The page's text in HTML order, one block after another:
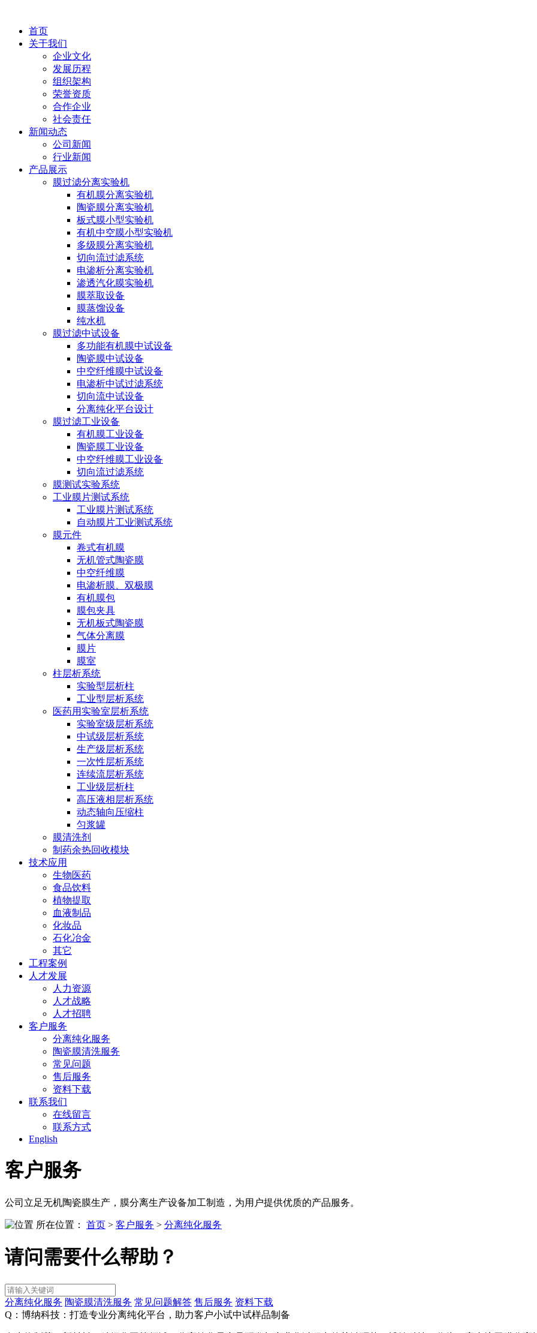
首页
关于我们
企业文化
发展历程
组织架构
荣誉资质
合作企业
社会责任
新闻动态
公司新闻
行业新闻
产品展示
膜过滤分离实验机
有机膜分离实验机
陶瓷膜分离实验机
板式膜小型实验机
有机中空膜小型实验机
多级膜分离实验机
切向流过滤系统
电渗析分离实验机
渗透汽化膜实验机
膜萃取设备
膜蒸馏设备
纯水机
膜过滤中试设备
多功能有机膜中试设备
陶瓷膜中试设备
中空纤维膜中试设备
电渗析中试过滤系统
切向流中试设备
分离纯化平台设计
膜过滤工业设备
有机膜工业设备
陶瓷膜工业设备
中空纤维膜工业设备
切向流过滤系统
膜测试实验系统
工业膜片测试系统
工业膜片测试系统
自动膜片工业测试系统
膜元件
卷式有机膜
无机管式陶瓷膜
中空纤维膜
电渗析膜、双极膜
有机膜包
膜包夹具
无机板式陶瓷膜
气体分离膜
膜片
膜室
柱层析系统
实验型层析柱
工业型层析系统
医药用实验室层析系统
实验室级层析系统
中试级层析系统
生产级层析系统
一次性层析系统
连续流层析系统
工业级层析柱
高压液相层析系统
动态轴向压缩柱
匀浆罐
膜清洗剂
制药余热回收模块
技术应用
生物医药
食品饮料
植物提取
血液制品
化妆品
石化冶金
其它
工程案例
人才发展
人力资源
人才战略
人才招聘
客户服务
分离纯化服务
陶瓷膜清洗服务
常见问题
售后服务
资料下载
联系我们
在线留言
联系方式
English
客户服务
公司立足无机陶瓷膜生产，膜分离生产设备加工制造，为用户提供优质的产品服务。
所在位置： 首页 > 客户服务 > 分离纯化服务
请问需要什么帮助？
分离纯化服务 陶瓷膜清洗服务 常见问题解答 售后服务 资料下载
Q：博纳科技：打造专业分离纯化平台，助力客户小试中试样品制备